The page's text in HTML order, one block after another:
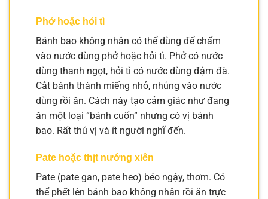
Phở hoặc hỏi tì
Bánh bao không nhân có thể dùng để chấm
vào nước dùng phở hoặc hỏi tì. Phở có nước
dùng thanh ngọt, hỏi tì có nước dùng đậm đà.
Cắt bánh thành miếng nhỏ, nhúng vào nước
dùng rồi ăn. Cách này tạo cảm giác như đang
ăn một loại “bánh cuốn” nhưng có vị bánh
bao. Rất thú vị và ít người nghĩ đến.
Pate hoặc thịt nướng xiên
Pate (pate gan, pate heo) béo ngậy, thơm. Có
thể phết lên bánh bao không nhân rồi ăn trực